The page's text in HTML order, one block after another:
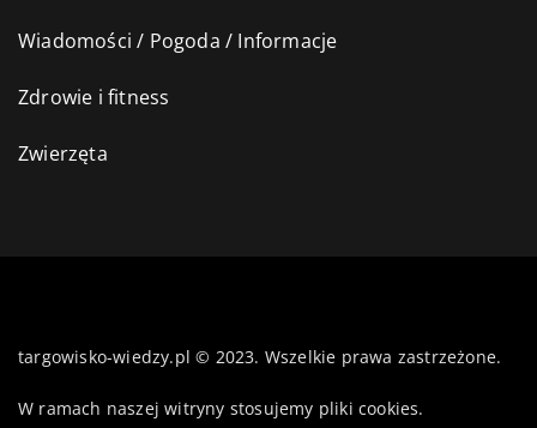
Wiadomości / Pogoda / Informacje
Zdrowie i fitness
Zwierzęta
targowisko-wiedzy.pl © 2023. Wszelkie prawa zastrzeżone.
W ramach naszej witryny stosujemy pliki cookies.